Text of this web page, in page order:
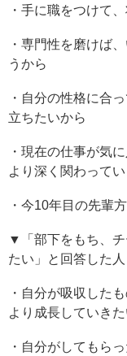
・手に職をつけて
・専門性を磨けば
うから
・自分の性格に合
立ちたいから
・現在の仕事が気
より深く関わって
・今10年目の先輩
▼「部下をもち、チ
たい」と回答した人
・自分が吸収した
より成長していき
・自分がしてもら